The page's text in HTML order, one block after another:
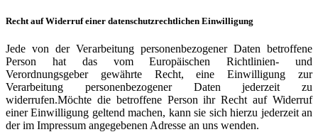
Recht auf Widerruf einer datenschutzrechtlichen Einwilligung
Jede von der Verarbeitung personenbezogener Daten betroffene
Person hat das vom Europäischen Richtlinien- und
Verordnungsgeber gewährte Recht, eine Einwilligung zur
Verarbeitung personenbezogener Daten jederzeit zu
widerrufen.Möchte die betroffene Person ihr Recht auf Widerruf
einer Einwilligung geltend machen, kann sie sich hierzu jederzeit an
der im Impressum angegebenen Adresse an uns wenden.